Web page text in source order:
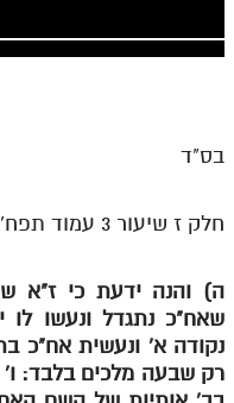
חלק טו
בית שער הכוונות
שידור חי
בס"ד
חלק ז שיעור 3 עמוד תפח'
ה) והנה ידעת כי ז"א
שאח"כ נתגדל ונעשו לו
נקודה א' ונעשית אח"כ
רק שבעה מלכים בלבד: ו'